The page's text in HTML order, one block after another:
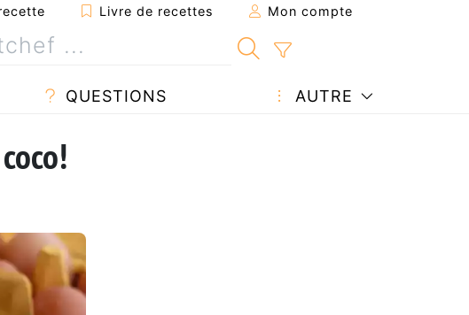
Livre de recettes Mon compte
QUESTIONS AUTRE